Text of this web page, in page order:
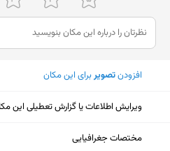
افزودنتصویربرای این مکان
ویرایش اطلاعات یا گزارش تعطیلی این
مختصات جغرافیایی